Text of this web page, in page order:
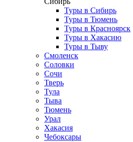
Туры в Сибирь
Туры в Тюмень
Туры в Красноярск
Туры в Хакасию
Туры в Тыву
Смоленск
Соловки
Сочи
Тверь
Тула
Тыва
Тюмень
Урал
Хакасия
Чебоксары